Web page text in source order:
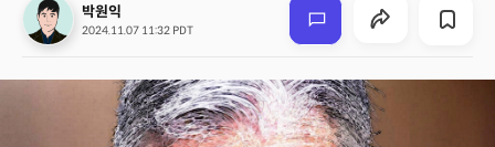
박원익
2024.11.07 11:32 PDT